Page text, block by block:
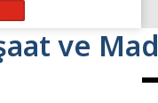
ve